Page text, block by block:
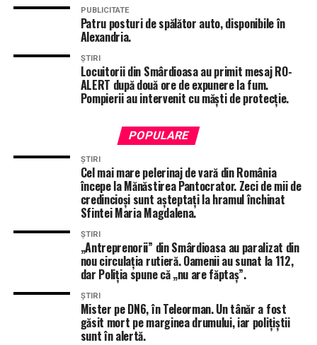
PUBLICITATE
Patru posturi de spălător auto, disponibile în
Alexandria.
ȘTIRI
Locuitorii din Smârdioasa au primit mesaj RO-
ALERT după două ore de expunere la fum.
Pompierii au intervenit cu măști de protecție.
POPULARE
ȘTIRI
Cel mai mare pelerinaj de vară din România
începe la Mănăstirea Pantocrator. Zeci de mii de
credincioși sunt așteptați la hramul închinat
Sfintei Maria Magdalena.
ȘTIRI
„Antreprenorii” din Smârdioasa au paralizat din
nou circulația rutieră. Oamenii au sunat la 112,
dar Poliția spune că „nu are făptaș”.
ȘTIRI
Mister pe DN6, în Teleorman. Un tânăr a fost
găsit mort pe marginea drumului, iar polițiștii
sunt în alertă.